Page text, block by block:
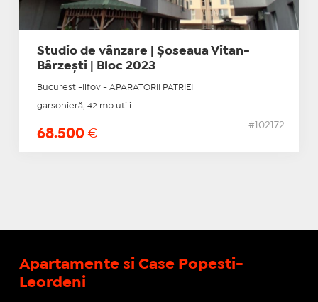
Studio de vânzare | Șoseaua Vitan-
Bârzești | Bloc 2023
Bucuresti-Ilfov - APARATORII PATRIEI
garsonieră, 42 mp utili
68.500 €
#102172
Apartamente si Case Popesti-
Leordeni